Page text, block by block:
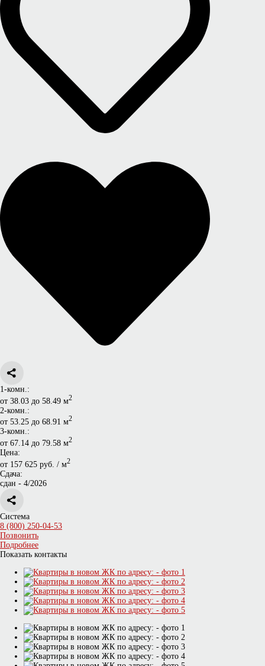
1-комн.:
от 38.03 до 58.49 м2
2-комн.:
от 53.25 до 68.91 м2
3-комн.:
от 67.14 до 79.58 м2
Цена:
от 157 625 руб. / м2
Сдача:
сдан - 4/2026
Система
8 (800) 250-04-53
Позвонить
Подробнее
Показать контакты